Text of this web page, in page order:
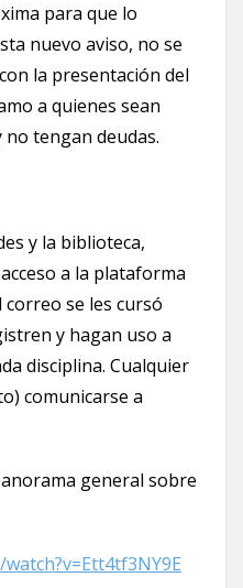
para que lo
nuevo aviso, no se
la presentación del
a quienes sean
tengan deudas.
y la biblioteca,
a la plataforma
se les cursó
y hagan uso a
disciplina. Cualquier
comunicarse a
general sobre